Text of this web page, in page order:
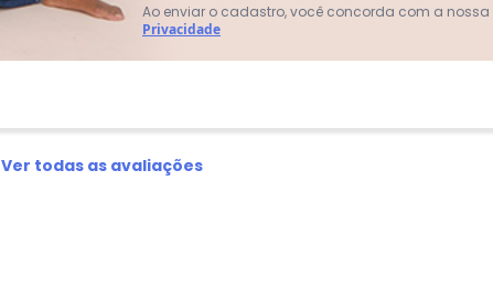
Ver todas as avaliações
Ao enviar o cadastro, você concorda com a nossa
Privacidade